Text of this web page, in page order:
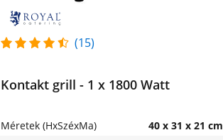
(15)
Kontakt grill - 1 x 1800 Watt
Méretek (HxSzéxMa) 40 x 31 x 21 cm